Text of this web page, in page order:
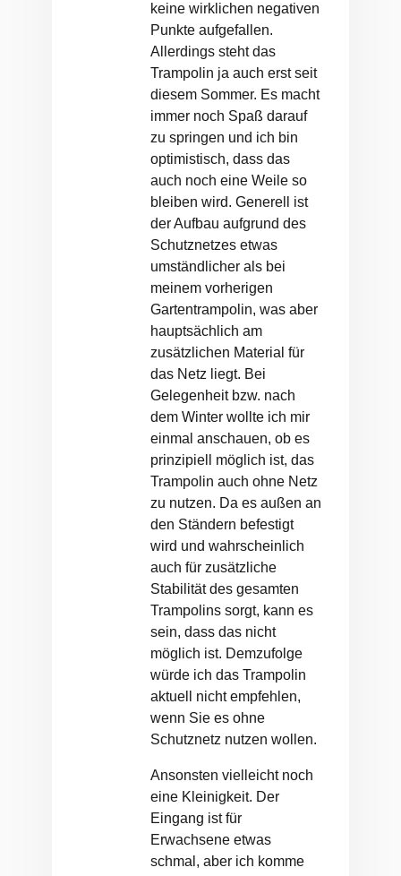
keine wirklichen negativen
Punkte aufgefallen.
Allerdings steht das
Trampolin ja auch erst seit
diesem Sommer. Es macht
immer noch Spaß darauf
zu springen und ich bin
optimistisch, dass das
auch noch eine Weile so
bleiben wird. Generell ist
der Aufbau aufgrund des
Schutznetzes etwas
umständlicher als bei
meinem vorherigen
Gartentrampolin, was aber
hauptsächlich am
zusätzlichen Material für
das Netz liegt. Bei
Gelegenheit bzw. nach
dem Winter wollte ich mir
einmal anschauen, ob es
prinzipiell möglich ist, das
Trampolin auch ohne Netz
zu nutzen. Da es außen an
den Ständern befestigt
wird und wahrscheinlich
auch für zusätzliche
Stabilität des gesamten
Trampolins sorgt, kann es
sein, dass das nicht
möglich ist. Demzufolge
würde ich das Trampolin
aktuell nicht empfehlen,
wenn Sie es ohne
Schutznetz nutzen wollen.
Ansonsten vielleicht noch
eine Kleinigkeit. Der
Eingang ist für
Erwachsene etwas
schmal, aber ich komme